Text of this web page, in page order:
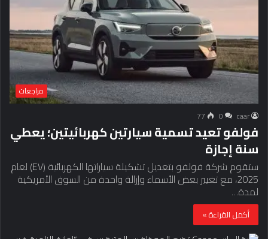
مراجعات
caar
0
77
فولفو تعيد تسمية سيارتين كهربائيتين؛ يعطي
سنة إجازة
ستقوم شركة فولفو بتعديل تشكيلة سياراتها الكهربائية (EV) لعام
2025، مع تغيير بعض الأسماء وإزالة واحدة من السوق الأمريكية
لمدة…
أكمل القراءة »